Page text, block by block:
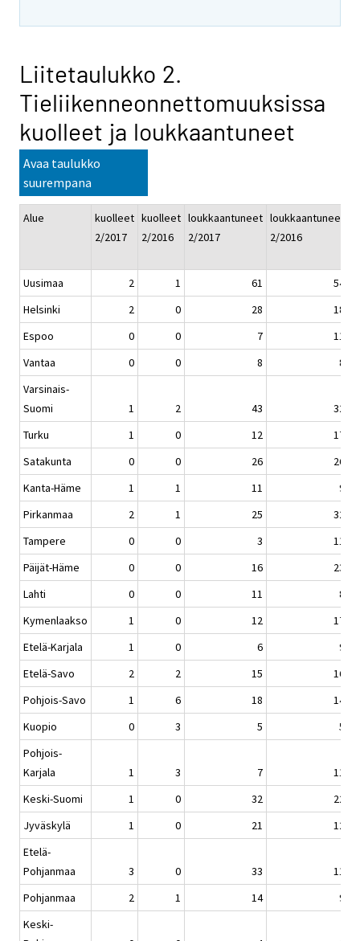
Liitetaulukko 2.
Tieliikenneonnettomuuksissa
kuolleet ja loukkaantuneet
Avaa taulukko
suurempana
Alue
kuolleet
2/2017
kuolleet
2/2016
loukkaantuneet
2/2017
loukkaantuneet
2/2016
Uusimaa
2 1 61
54
Helsinki
2 0 28
18
Espoo
0 0 7
11
Vantaa
0 0 8
8
Varsinais-
Suomi
1 2 43
32
Turku
1 0 12
17
Satakunta
0 0 26
26
Kanta-Häme
1 1 11
9
Pirkanmaa
2 1 25
32
Tampere
0 0 3
11
Päijät-Häme
0 0 16
23
Lahti
0 0 11
8
Kymenlaakso
1 0 12
17
Etelä-Karjala
1 0 6
9
Etelä-Savo
2 2 15
16
Pohjois-Savo
1 6 18
14
Kuopio
0 3 5
5
Pohjois-
Karjala
1 3 7
11
Keski-Suomi
1 0 32
22
Jyväskylä
1 0 21
12
Etelä-
Pohjanmaa
3 0 33
11
Pohjanmaa
2 1 14
9
Keski-